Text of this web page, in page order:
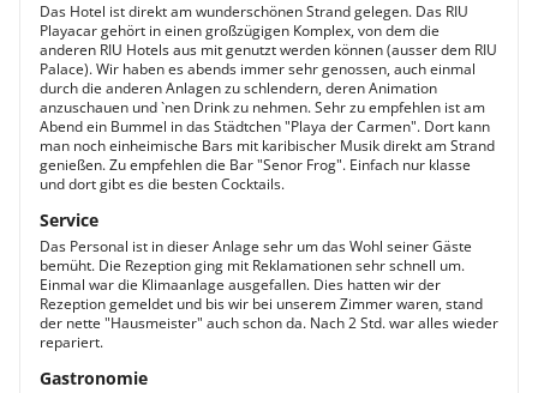
Das Hotel ist direkt am wunderschönen Strand gelegen. Das RIU
Playacar gehört in einen großzügigen Komplex, von dem die
anderen RIU Hotels aus mit genutzt werden können (ausser dem RIU
Palace). Wir haben es abends immer sehr genossen, auch einmal
durch die anderen Anlagen zu schlendern, deren Animation
anzuschauen und `nen Drink zu nehmen. Sehr zu empfehlen ist am
Abend ein Bummel in das Städtchen "Playa der Carmen". Dort kann
man noch einheimische Bars mit karibischer Musik direkt am Strand
genießen. Zu empfehlen die Bar "Senor Frog". Einfach nur klasse
und dort gibt es die besten Cocktails.
Service
Das Personal ist in dieser Anlage sehr um das Wohl seiner Gäste
bemüht. Die Rezeption ging mit Reklamationen sehr schnell um.
Einmal war die Klimaanlage ausgefallen. Dies hatten wir der
Rezeption gemeldet und bis wir bei unserem Zimmer waren, stand
der nette "Hausmeister" auch schon da. Nach 2 Std. war alles wieder
repariert.
Gastronomie